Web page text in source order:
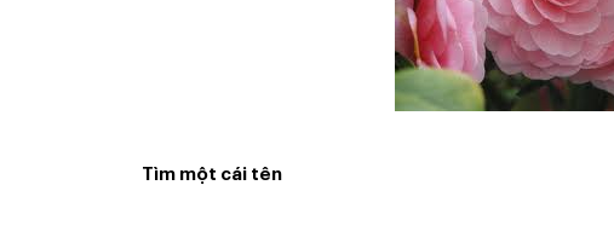
Tìm một cái tên